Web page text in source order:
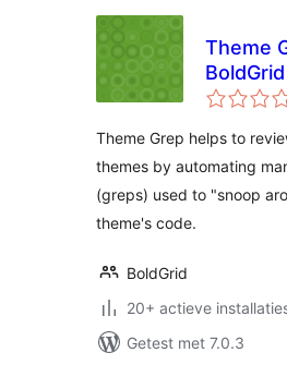
Theme
BoldGrid
Theme Grep helps to
themes by automating
(greps) used to "snoop
theme's code.
BoldGrid
20+ actieve
Getest met 7.0.3